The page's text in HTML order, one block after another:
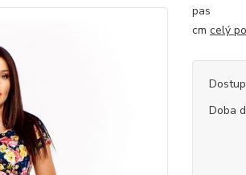
pas
cm celý
Doba